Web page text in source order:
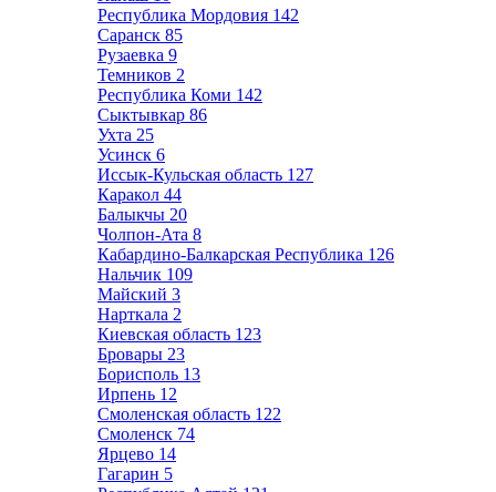
Республика Мордовия 142
Саранск 85
Рузаевка 9
Темников 2
Республика Коми 142
Сыктывкар 86
Ухта 25
Усинск 6
Иссык-Кульская область 127
Каракол 44
Балыкчы 20
Чолпон-Ата 8
Кабардино-Балкарская Республика 126
Нальчик 109
Майский 3
Нарткала 2
Киевская область 123
Бровары 23
Борисполь 13
Ирпень 12
Смоленская область 122
Смоленск 74
Ярцево 14
Гагарин 5